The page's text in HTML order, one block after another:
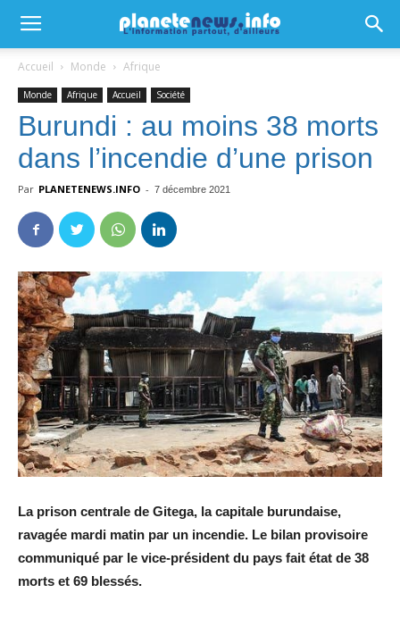
Accueil Monde Afrique
Monde Afrique Accueil Société
Burundi : au moins 38 morts
dans l’incendie d’une prison
Par PLANETENEWS.INFO - 7 décembre 2021
La prison centrale de Gitega, la capitale burundaise,
ravagée mardi matin par un incendie. Le bilan provisoire
communiqué par le vice-président du pays fait état de 38
morts et 69 blessés.